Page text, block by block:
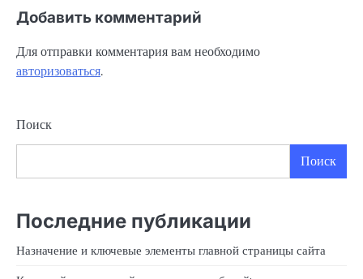
Добавить комментарий
Для отправки комментария вам необходимо
авторизоваться.
Поиск
Поиск
Последние публикации
Назначение и ключевые элементы главной страницы сайта